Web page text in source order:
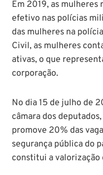
Em 2019, as mulheres
efetivo nas polícias
das mulheres na
Civil, as mulheres
ativas, o que
corporação.
No dia 15 de julho de
câmara dos
promove 20% das
segurança pública do
constitui a valorização